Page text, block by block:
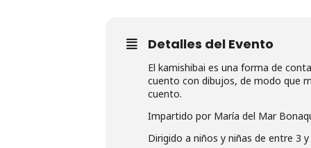
Detalles del Evento
El kamishibai es una forma de
cuento con dibujos, de modo que
cuento.
Impartido por María del Mar
Dirigido a niños y niñas de entre 3 y